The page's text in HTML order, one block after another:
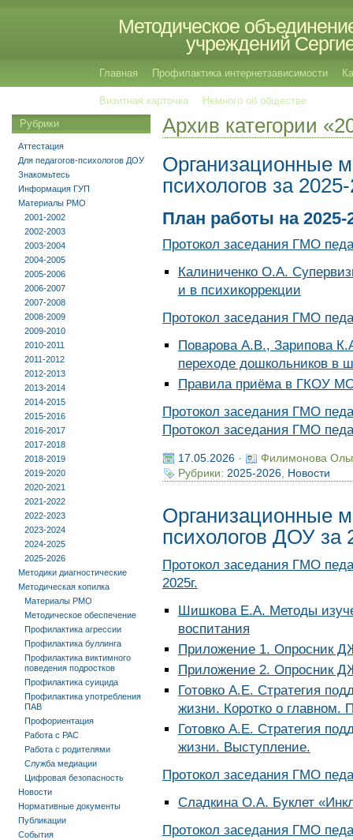
Методическое
учреждений
Главная Профилактика интернетзависимости
Визитная карточка Немного об обществе
Архив категории
Организационные
психологов за
План работы на
Протокол заседания ГМО
Калиниченко О.А.
и в психикоррекции
Протокол заседания ГМО
Поварова А.В., Зарипова
переходе дошкольников в
Правила приёма в ГКОУ МО
Протокол заседания ГМО
Протокол заседания ГМО
17.05.2026·
Филимонова
Рубрики: 2025-2026, Новости
Организационные
психологов ДОУ за
Протокол заседания ГМО
2025г.
Шишкова Е.А. Методы
воспитания
Приложение 1. Опросник
Приложение 2. Опросник
Готовко А.Е. Стратегия
жизни. Коротко о главном.
Готовко А.Е. Стратегия
жизни. Выступление.
Протокол заседания ГМО
Сладкина О.А. Буклет
Протокол заседания ГМО
Рубрики
Аттестация
Для педагогов-психологов ДОУ
Знакомьтесь
Информация ГУП
Материалы РМО
2001-2002
2002-2003
2003-2004
2004-2005
2005-2006
2006-2007
2007-2008
2008-2009
2009-2010
2010-2011
2011-2012
2012-2013
2013-2014
2014-2015
2015-2016
2016-2017
2017-2018
2018-2019
2019-2020
2020-2021
2021-2022
2022-2023
2023-2024
2024-2025
2025-2026
Методики диагностические
Методическая копилка
Материалы РМО
Методическое обеспечение
Профилактика агрессии
Профилактика буллинга
Профилактика виктимного
поведения подростков
Профилактика суицида
Профилактика употребления
ПАВ
Профориентация
Работа с РАС
Работа с родителями
Служба медиации
Цифровая безопасность
Новости
Нормативные документы
Публикации
События